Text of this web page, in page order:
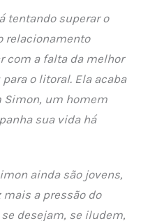
tentando superar o
relacionamento
com a falta da melhor
o litoral. Ela acaba
Simon, um homem
sua vida há
ainda são jovens,
a pressão do
desejam, se iludem,